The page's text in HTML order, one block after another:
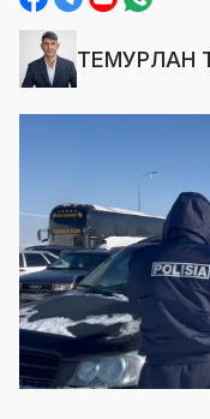
ТЕМУРЛАН